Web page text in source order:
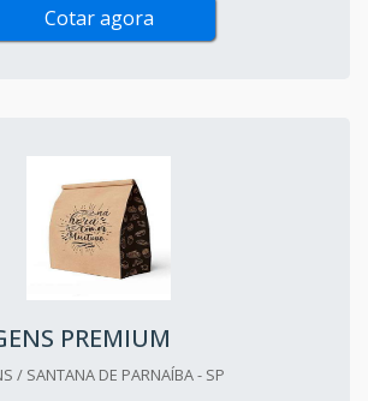
Cotar agora
PREMIUM
/ SANTANA DE PARNAÍBA - SP